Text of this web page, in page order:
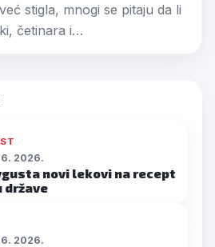
stigla, mnogi se pitaju da li
četinara i…
2026.
novi lekovi na recept
države
2026.